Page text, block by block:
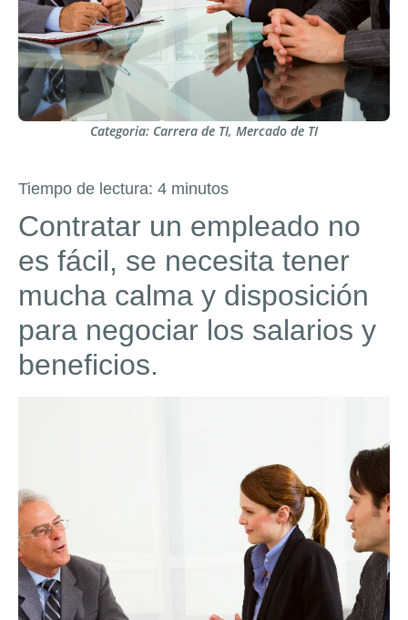
Categoria: Carrera de TI, Mercado de TI
Tiempo de lectura: 4 minutos
Contratar un empleado no
es fácil, se necesita tener
mucha calma y disposición
para negociar los salarios y
beneficios.